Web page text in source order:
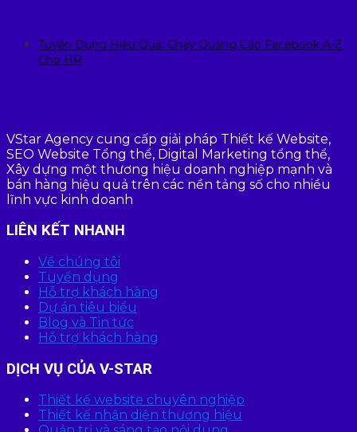
Tuyển Dụng Hiệu Quả: Chạy Quảng Cáo Facebook A-Z
Cho HR
VStar Agency cung cấp giải pháp Thiết kế Website,
SEO Website Tổng thể, Digital Marketing tổng thể,
Xây dựng một thương hiệu doanh nghiệp mạnh và
bán hàng hiệu quả trên các nền tảng số cho nhiều
lĩnh vực kinh doanh
LIÊN KẾT NHANH
Về chúng tôi
Tuyển dụng
Hỗ trợ khách hàng
Dự án tiêu biểu
Blog và Tin tức
Hỗ trợ khách hàng
DỊCH VỤ CỦA V-STAR
Thiết kế website chuyên nghiệp
Thiết kế nhận diện thương hiệu